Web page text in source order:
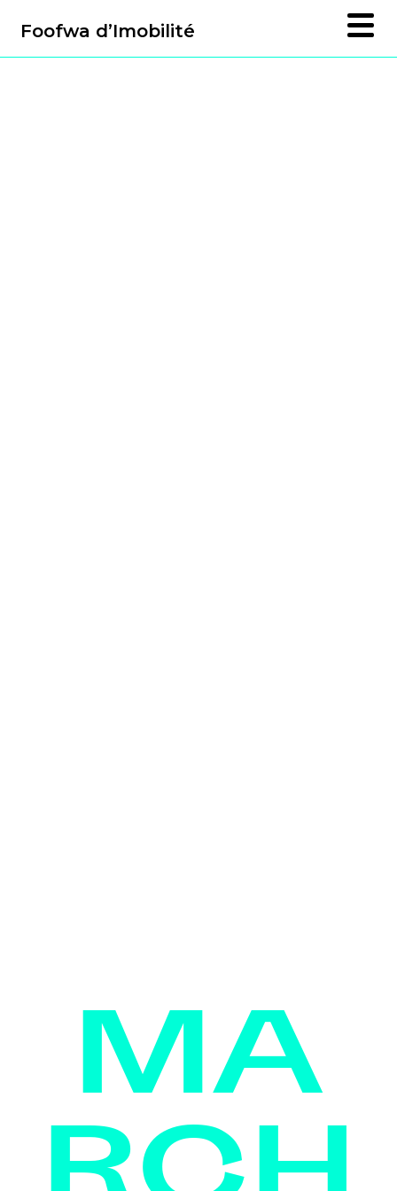
Foofwa d’Imobilité
MA